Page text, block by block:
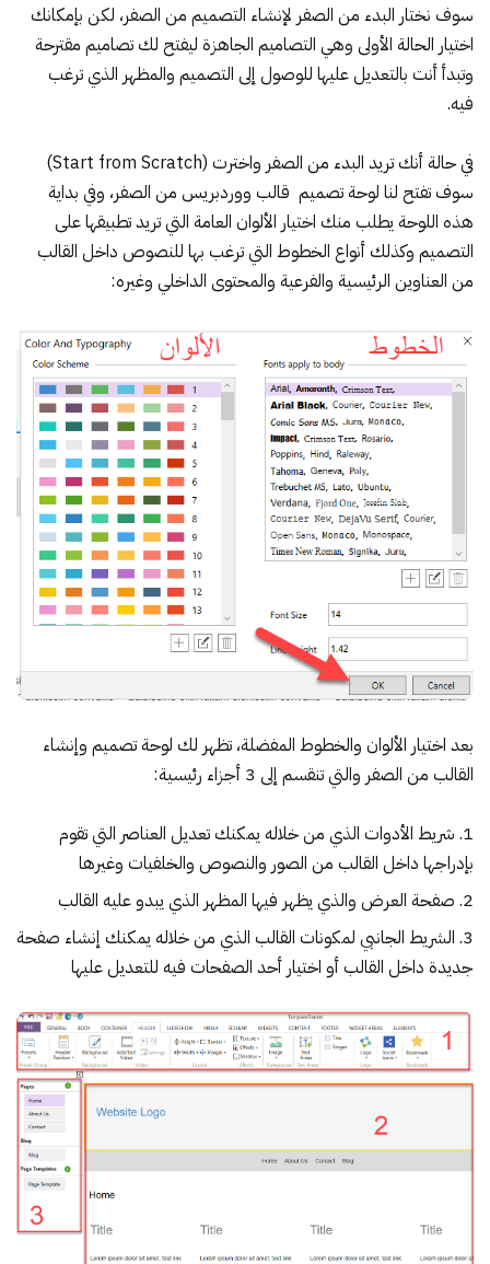
سوف نختار البدء من الصفر لإنشاء التصميم من الصفر، لكن بإمكانك
اختيار الحالة الأولى وهي التصاميم الجاهزة ليفتح لك تصاميم مقترحة
وتبدأ أنت بالتعديل عليها للوصول إلى التصميم والمظهر الذي ترغب
فيه.
في حالة أنك تريد البدء من الصفر واخترت (Start from Scratch)
سوف تفتح لنا لوحة تصميم قالب ووردبريس من الصفر، وفي بداية
هذه اللوحة يطلب منك اختيار الألوان العامة التي تريد تطبيقها على
التصميم وكذلك أنواع الخطوط التي ترغب بها للنصوص داخل القالب
من العناوين الرئيسية والفرعية والمحتوى الداخلي وغيره:
بعد اختيار الألوان والخطوط المفضلة، تظهر لك لوحة تصميم وإنشاء
القالب من الصفر والتي تنقسم إلى 3 أجزاء رئيسية:
شريط الأدوات الذي من خلاله يمكنك تعديل العناصر التي تقوم
بإدراجها داخل القالب من الصور والنصوص والخلفيات وغيرها
صفحة العرض والذي يظهر فيها المظهر الذي يبدو عليه القالب
الشريط الجانبي لمكونات القالب الذي من خلاله يمكنك إنشاء صفحة
جديدة داخل القالب أو اختيار أحد الصفحات فيه للتعديل عليها